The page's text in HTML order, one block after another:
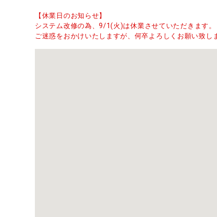
【休業日のお知らせ】
システム改修の為、9/1(火)は休業させていただきます。
ご迷惑をおかけいたしますが、何卒よろしくお願い致し